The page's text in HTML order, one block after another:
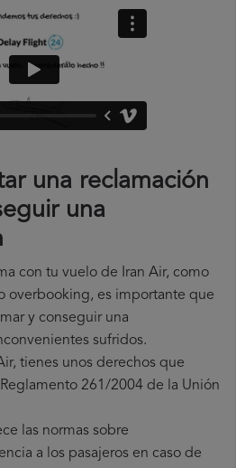
una reclamación
una
con tu vuelo de Iran Air, como
overbooking, es importante que
y conseguir una
sufridos.
tienes unos derechos que
261/2004 de la Unión
las normas sobre
a los pasajeros en caso de